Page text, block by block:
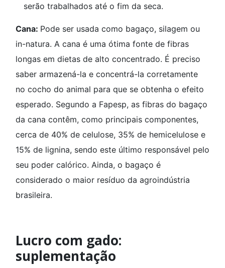
serão trabalhados até o fim da seca.
Cana: Pode ser usada como bagaço, silagem ou
in-natura. A cana é uma ótima fonte de fibras
longas em dietas de alto concentrado. É preciso
saber armazená-la e concentrá-la corretamente
no cocho do animal para que se obtenha o efeito
esperado. Segundo a Fapesp, as fibras do bagaço
da cana contêm, como principais componentes,
cerca de 40% de celulose, 35% de hemicelulose e
15% de lignina, sendo este último responsável pelo
seu poder calórico. Ainda, o bagaço é
considerado o maior resíduo da agroindústria
brasileira.
Lucro com gado:
suplementação